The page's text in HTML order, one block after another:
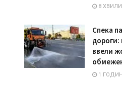
8
Спека
дороги:
ввели
1